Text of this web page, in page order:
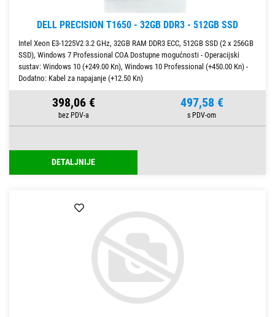
DELL PRECISION T1650 - 32GB DDR3 - 512GB SSD
Intel Xeon E3-1225V2 3.2 GHz, 32GB RAM DDR3 ECC, 512GB SSD (2 x 256GB
SSD), Windows 7 Professional COA Dostupne mogućnosti - Operacijski
sustav: Windows 10 (+249.00 Kn), Windows 10 Professional (+450.00 Kn) -
Dodatno: Kabel za napajanje (+12.50 Kn)
398,06 € 497,58 €
DETALJNIJE